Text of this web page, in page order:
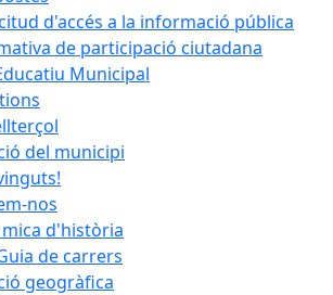
d'accés a la informació pública
de participació ciutadana
Municipal
del municipi
nos
d'història
de carrers
geogràfica